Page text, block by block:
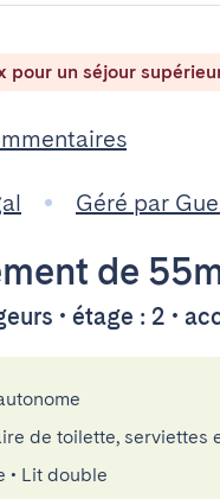
pour un séjour
Géré par
de
• étage : 2 •
de toilette, serviettes
• Lit double